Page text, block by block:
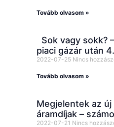
Tovább olvasom »
Sok vagy sokk?
piaci gázár után
2022-07-25 Nincs
Tovább olvasom »
Megjelentek az új
áramdíjak –
2022-07-21 Nincs